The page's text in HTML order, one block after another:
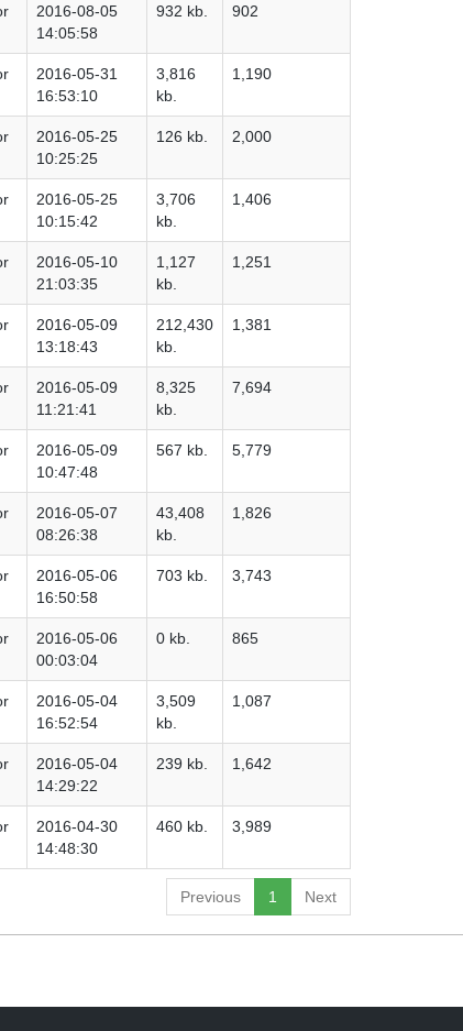
2016-08-05
14:05:58
932 kb. 902
2016-05-31
16:53:10
3,816
kb.
1,190
2016-05-25
10:25:25
126 kb. 2,000
2016-05-25
10:15:42
3,706
kb.
1,406
2016-05-10
21:03:35
1,127
kb.
1,251
2016-05-09
13:18:43
212,430
kb.
1,381
2016-05-09
11:21:41
8,325
kb.
7,694
2016-05-09
10:47:48
567 kb. 5,779
2016-05-07
08:26:38
43,408
kb.
1,826
2016-05-06
16:50:58
703 kb. 3,743
2016-05-06
00:03:04
0 kb. 865
2016-05-04
16:52:54
3,509
kb.
1,087
2016-05-04
14:29:22
239 kb. 1,642
2016-04-30
14:48:30
460 kb. 3,989
Previous 1 Next